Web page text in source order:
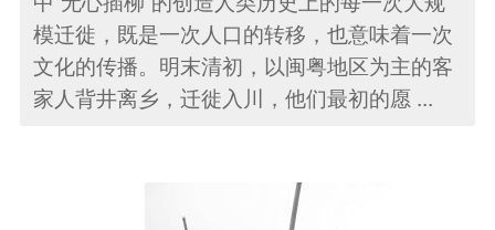
模迁徙，既是一次人口的转移，也意味着一次
文化的传播。明末清初，以闽粤地区为主的客
家人背井离乡，迁徙入川，他们最初的愿 ...